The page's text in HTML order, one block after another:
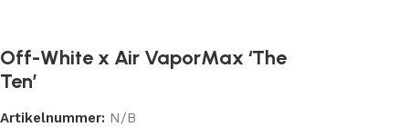
Off-White x Air VaporMax ‘The
Ten’
Artikelnummer: N/B